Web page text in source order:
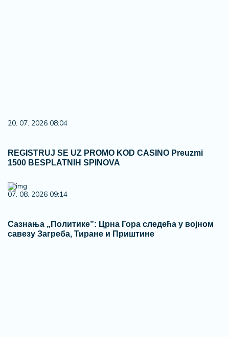
20. 07. 2026 08:04
REGISTRUJ SE UZ PROMO KOD CASINO Preuzmi
1500 BESPLATNIH SPINOVA
07. 08. 2026 09:14
Сазнања „Политике”: Црна Гора следећа у војном
савезу Загреба, Тиране и Приштине